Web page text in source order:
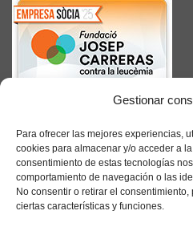
Gestionar
Para ofrecer las mejores experiencias,
cookies para almacenar y/o acceder a
consentimiento de estas tecnologías
comportamiento de navegación o las
No consentir o retirar el
ciertas características y funciones.
SUSCRÍBETE
Facebook